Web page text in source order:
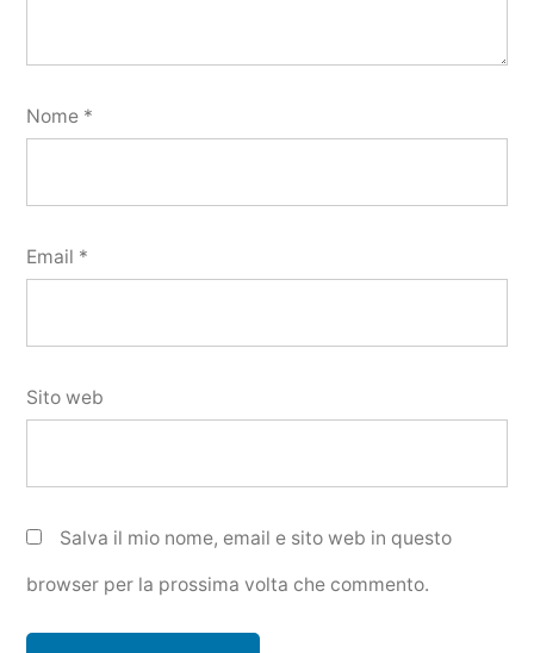
Nome *
Email *
Sito web
Salva il mio nome, email e sito web in questo
browser per la prossima volta che commento.